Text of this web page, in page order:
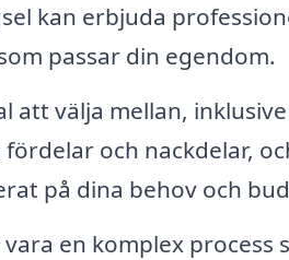
kan erbjuda
passar din egendom.
att välja mellan,
och nackdelar,
på dina behov och
en komplex process